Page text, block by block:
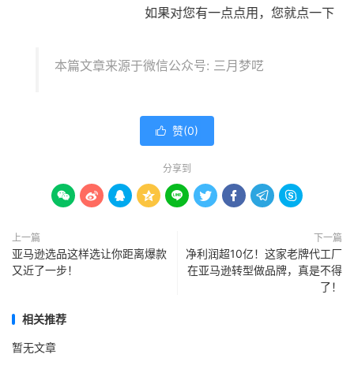
如果对您有一点点用，您就点一下
本篇文章来源于微信公众号: 三月梦呓
 赞(0)
分享到
        
上一篇
亚马逊选品这样选让你距离爆款
又近了一步！
下一篇
净利润超10亿！这家老牌代工厂
在亚马逊转型做品牌，真是不得
了！
相关推荐
暂无文章